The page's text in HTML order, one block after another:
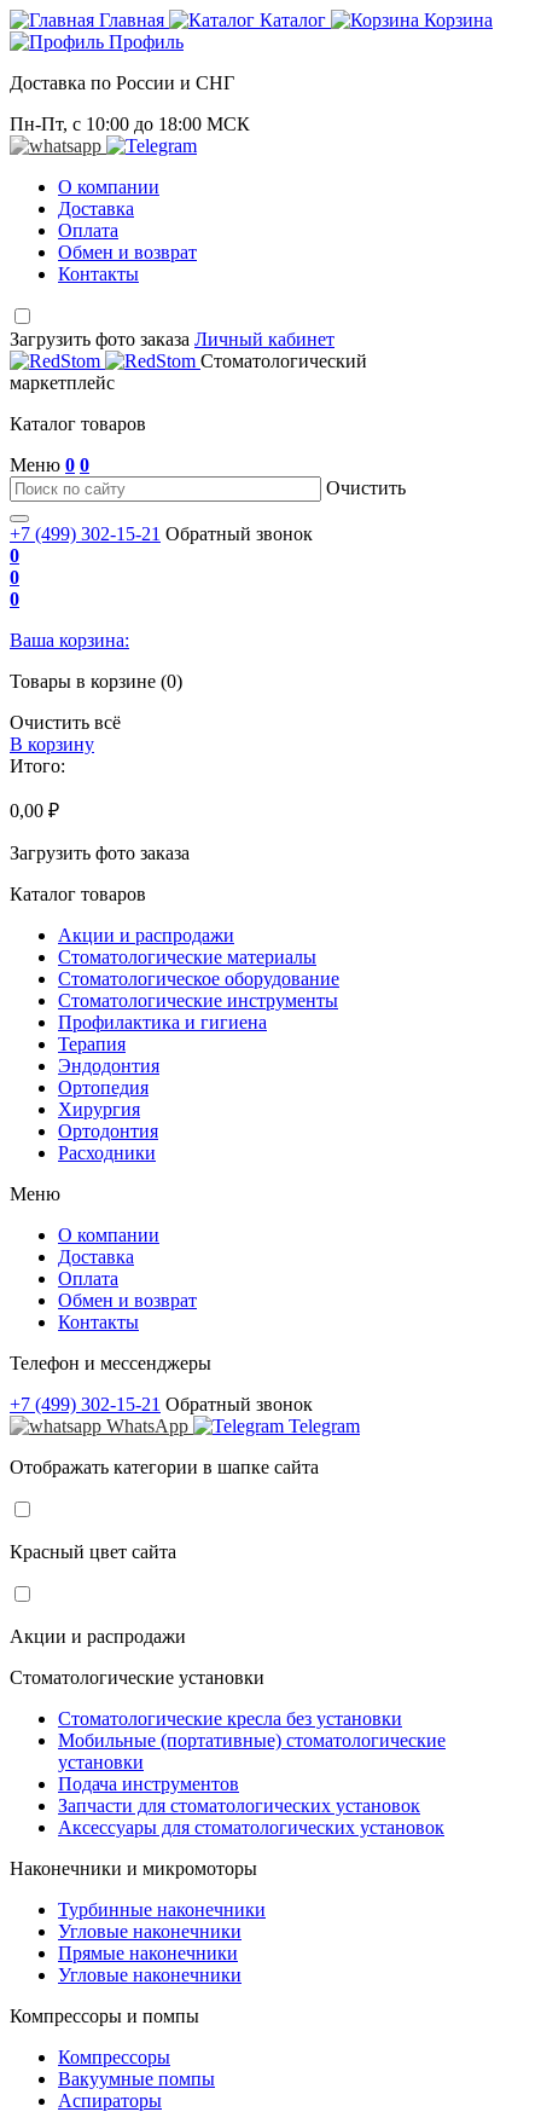
Главная Каталог
Корзина
Профиль
Доставка по России и СНГ
Пн-Пт, с 10:00 до 18:00 МСК
О компании
Доставка
Оплата
Обмен и возврат
Контакты
Загрузить фото заказа Личный кабинет
Стоматологический
маркетплейс
Каталог товаров
Меню 0 0
Очистить
+7 (499) 302-15-21 Обратный звонок
0
0
0
Ваша корзина:
Товары в корзине (0)
Очистить всё
В корзину
Итого:
0,00 ₽
Загрузить фото заказа
Каталог товаров
Акции и распродажи
Стоматологические материалы
Стоматологическое оборудование
Стоматологические инструменты
Профилактика и гигиена
Терапия
Эндодонтия
Ортопедия
Хирургия
Ортодонтия
Расходники
Меню
О компании
Доставка
Оплата
Обмен и возврат
Контакты
Телефон и мессенджеры
+7 (499) 302-15-21 Обратный звонок
WhatsApp
Telegram
Отображать категории в шапке сайта
Красный цвет сайта
Акции и распродажи
Стоматологические установки
Стоматологические кресла без установки
Мобильные (портативные) стоматологические
установки
Подача инструментов
Запчасти для стоматологических установок
Аксессуары для стоматологических установок
Наконечники и микромоторы
Турбинные наконечники
Угловые наконечники
Прямые наконечники
Угловые наконечники
Компрессоры и помпы
Компрессоры
Вакуумные помпы
Аспираторы